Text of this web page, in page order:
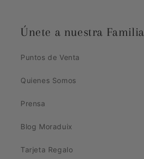
Únete a nuestra
Puntos de Venta
Quienes Somos
Prensa
Blog Moraduix
Tarjeta Regalo